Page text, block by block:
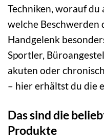
Techniken, worauf
welche Beschwerden
Handgelenk
Sportler,
akuten oder
– hier erhältst du die
Das sind die
Produkte